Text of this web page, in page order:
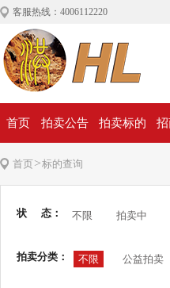
客服热线：4006112220
首页 拍卖公告 拍卖标的
首页>标的查询
状 态： 不限 拍卖中
拍卖分类： 不限 公益拍卖